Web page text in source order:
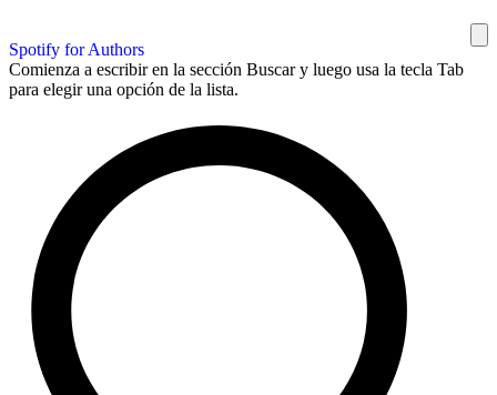
Spotify for Authors
Comienza a escribir en la sección Buscar y luego usa la tecla Tab
para elegir una opción de la lista.